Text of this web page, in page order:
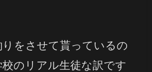
をさせて貰っているの
のリアル生徒な訳です